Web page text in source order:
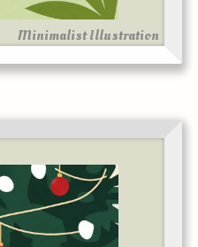
Minimalist Illustration